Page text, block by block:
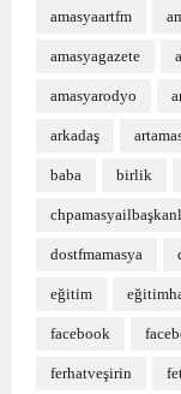
amasyaartfm
amasyagazete
amasyarodyo
arkadaş
baba birlik
dostfmamasya
eğitim
facebook
ferhatveşirin